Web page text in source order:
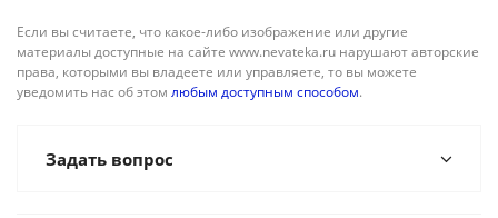
Если вы считаете, что какое-либо изображение или другие
материалы доступные на сайте www.nevateka.ru нарушают авторские
права, которыми вы владеете или управляете, то вы можете
уведомить нас об этом любым доступным способом.
Задать вопрос